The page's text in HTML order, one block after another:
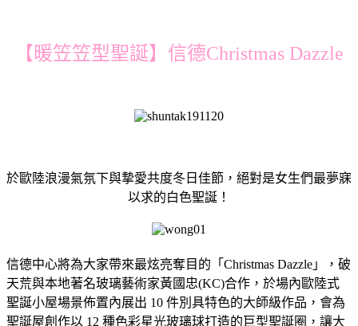
【暖笠笠型聖誕】信德Christmas Dazzle
於歐陸浪漫氣氛下與摯愛共度冬日佳節，絕對是女生們最夢寐
以求的白色聖誕！
信德中心將為大家帶來最炫亮奪目的「Christmas Dazzle」，破
天荒與本地著名玻璃藝術家黃國忠(KC)合作，於場內歐陸式
聖誕小屋場景佈置內展出 10 件別具特色的大師級作品，會為
聖誕屋創作以 12 種色彩星光玻璃球打造的巨型聖誕圈，讓大